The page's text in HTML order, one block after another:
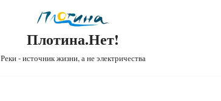
Плотина.Нет!
Реки - источник жизни, а не электричества